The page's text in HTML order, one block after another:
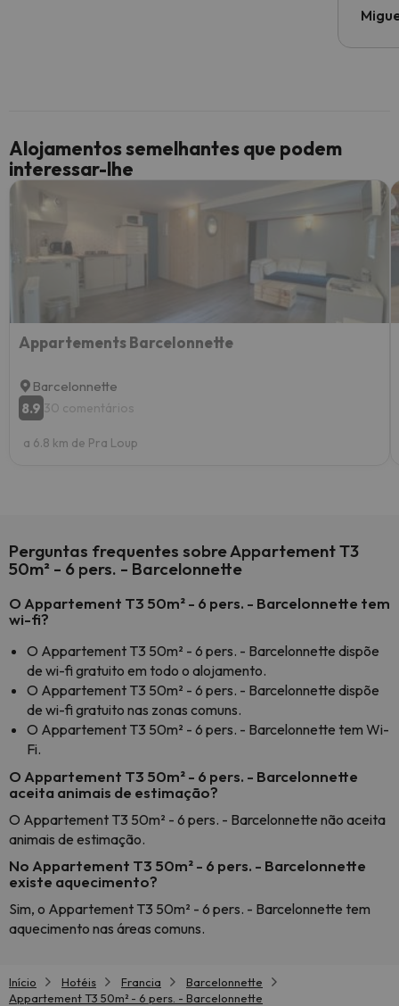
Alojamentos semelhantes que podem
interessar-lhe
Appartements Barcelonnette
Barcelonnette
8.9 30 comentários
a 6.8 km de Pra Loup
Perguntas frequentes sobre Appartement T3
50m² - 6 pers. - Barcelonnette
O Appartement T3 50m² - 6 pers. - Barcelonnette tem
wi-fi?
O Appartement T3 50m² - 6 pers. - Barcelonnette dispõe
de wi-fi gratuito em todo o alojamento.
O Appartement T3 50m² - 6 pers. - Barcelonnette dispõe
de wi-fi gratuito nas zonas comuns.
O Appartement T3 50m² - 6 pers. - Barcelonnette tem Wi-
Fi.
O Appartement T3 50m² - 6 pers. - Barcelonnette
aceita animais de estimação?
O Appartement T3 50m² - 6 pers. - Barcelonnette não aceita
animais de estimação.
No Appartement T3 50m² - 6 pers. - Barcelonnette
existe aquecimento?
Sim, o Appartement T3 50m² - 6 pers. - Barcelonnette tem
aquecimento nas áreas comuns.
Início Hotéis Francia
Barcelonnette
Appartement T3 50m² - 6 pers. - Barcelonnette